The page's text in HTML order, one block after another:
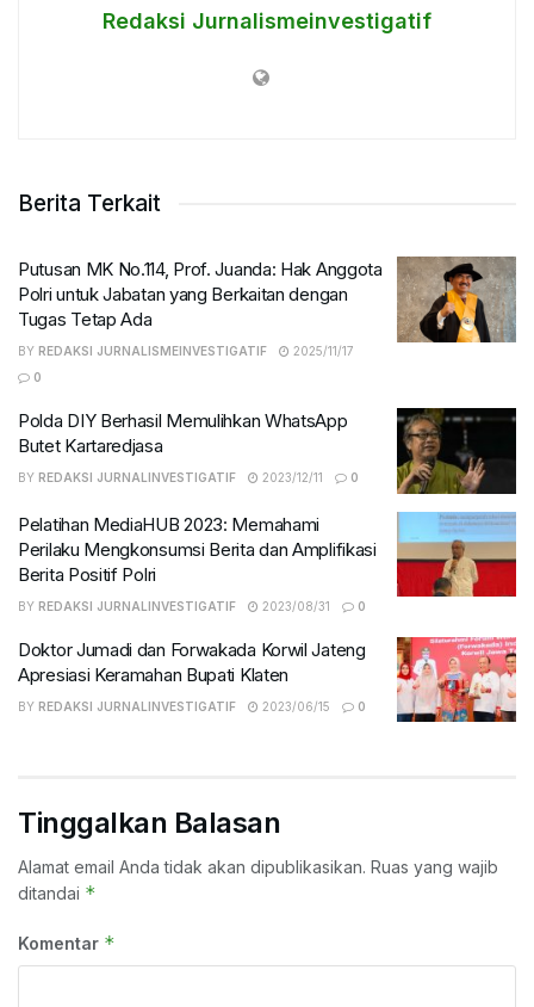
Redaksi Jurnalismeinvestigatif
Berita Terkait
Putusan MK No.114, Prof. Juanda: Hak Anggota
Polri untuk Jabatan yang Berkaitan dengan
Tugas Tetap Ada
BY REDAKSI JURNALISMEINVESTIGATIF
2025/11/17
0
Polda DIY Berhasil Memulihkan WhatsApp
Butet Kartaredjasa
BY REDAKSI JURNALINVESTIGATIF 2023/12/11 0
Pelatihan MediaHUB 2023: Memahami
Perilaku Mengkonsumsi Berita dan Amplifikasi
Berita Positif Polri
BY REDAKSI JURNALINVESTIGATIF 2023/08/31 0
Doktor Jumadi dan Forwakada Korwil Jateng
Apresiasi Keramahan Bupati Klaten
BY REDAKSI JURNALINVESTIGATIF 2023/06/15 0
Tinggalkan Balasan
Alamat email Anda tidak akan dipublikasikan. Ruas yang wajib
ditandai *
Komentar *